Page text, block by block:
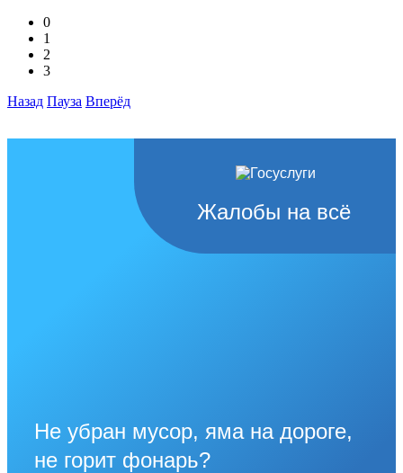
0
1
2
3
Назад Пауза Вперёд
Жалобы на всё
Не убран мусор, яма на дороге,
не горит фонарь?